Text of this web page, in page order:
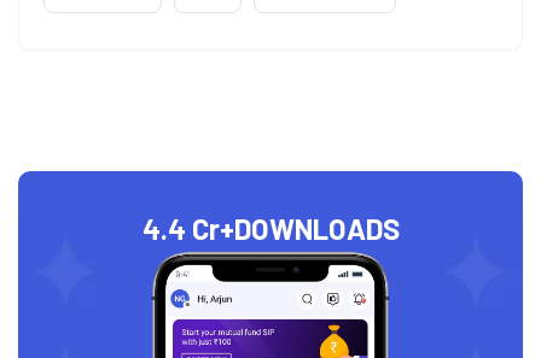
4.4 Cr+DOWNLOADS